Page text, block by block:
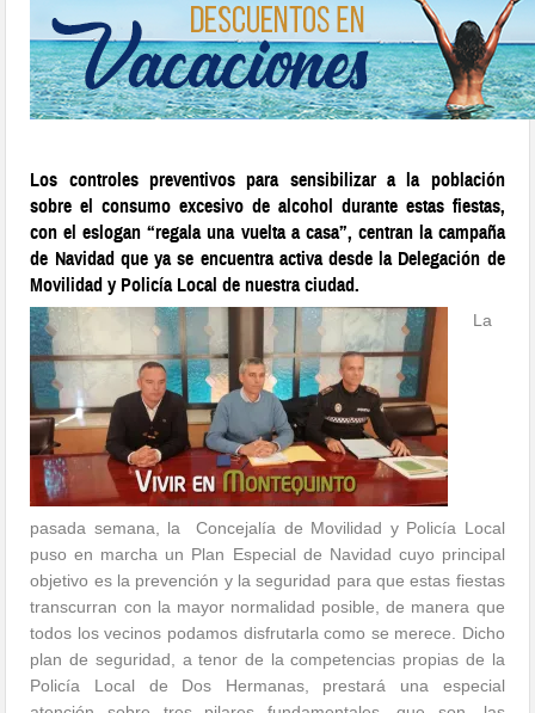
Los controles preventivos para sensibilizar a la población
sobre el consumo excesivo de alcohol durante estas fiestas,
con el eslogan “regala una vuelta a casa”, centran la campaña
de Navidad que ya se encuentra activa desde la Delegación de
Movilidad y Policía Local de nuestra ciudad.
La
pasada semana, la Concejalía de Movilidad y Policía Local
puso en marcha un Plan Especial de Navidad cuyo principal
objetivo es la prevención y la seguridad para que estas fiestas
transcurran con la mayor normalidad posible, de manera que
todos los vecinos podamos disfrutarla como se merece. Dicho
plan de seguridad, a tenor de la competencias propias de la
Policía Local de Dos Hermanas, prestará una especial